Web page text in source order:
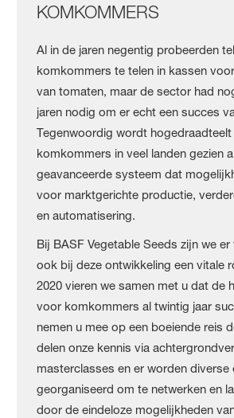
KOMKOMMERS
Al in de jaren negentig probeerden
komkommers te telen in kassen
van tomaten, maar de sector had
jaren nodig om er echt een succes
Tegenwoordig wordt
komkommers in veel landen gezien
geavanceerde systeem dat
voor marktgerichte productie,
en automatisering.
Bij BASF Vegetable Seeds zijn we
ook bij deze ontwikkeling een vitale
2020 vieren we samen met u dat de
voor komkommers al twintig jaar
nemen u mee op een boeiende reis
delen onze kennis via
masterclasses en er worden diverse
georganiseerd om te netwerken en
door de eindeloze mogelijkheden